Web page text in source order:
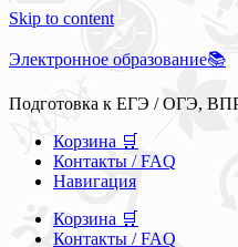
Skip to content
Электронное образование📚
Подготовка к ЕГЭ / ОГЭ,
Корзина 🛒
Контакты / FAQ
Навигация
Корзина 🛒
Контакты / FAQ